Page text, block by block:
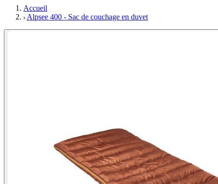
Accueil
Alpsee 400 - Sac de couchage en duvet